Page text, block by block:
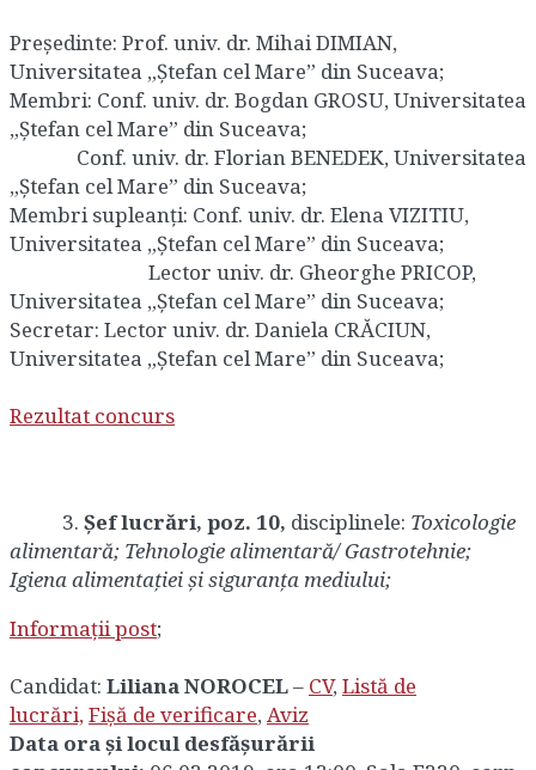
Președinte: Prof. univ. dr. Mihai DIMIAN,
Universitatea „Ștefan cel Mare” din Suceava;
Membri: Conf. univ. dr. Bogdan GROSU, Universitatea
„Ștefan cel Mare” din Suceava;
Conf. univ. dr. Florian BENEDEK, Universitatea
„Ștefan cel Mare” din Suceava;
Membri supleanţi: Conf. univ. dr. Elena VIZITIU,
Universitatea „Ștefan cel Mare” din Suceava;
Lector univ. dr. Gheorghe PRICOP,
Universitatea „Ștefan cel Mare” din Suceava;
Secretar: Lector univ. dr. Daniela CRĂCIUN,
Universitatea „Ștefan cel Mare” din Suceava;
Rezultat concurs
3. Șef lucrări, poz. 10, disciplinele: Toxicologie
alimentară; Tehnologie alimentară/ Gastrotehnie;
Igiena alimentației și siguranța mediului;
Informații post;
Candidat: Liliana NOROCEL– CV, Listă de
lucrări, Fișă de verificare, Aviz
Data ora și locul desfășurării